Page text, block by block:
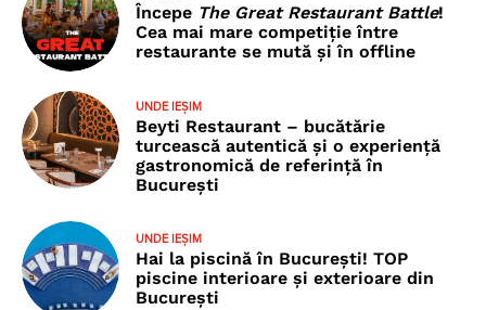
Începe The Great Restaurant Battle!
Cea mai mare competiție între
restaurante se mută și în offline
UNDE IEȘIM
Beyti Restaurant – bucătărie
turcească autentică și o experiență
gastronomică de referință în
București
UNDE IEȘIM
Hai la piscină în București! TOP
piscine interioare și exterioare din
București